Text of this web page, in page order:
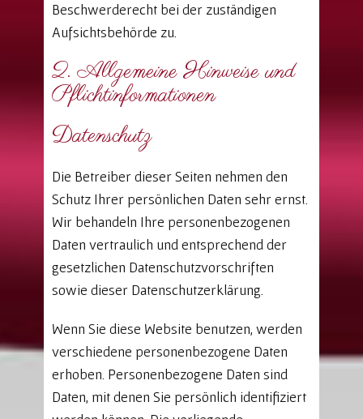
Beschwerderecht bei der zuständigen
Aufsichtsbehörde zu.
2. Allgemeine Hinweise und
Pflichtinformationen
Datenschutz
Die Betreiber dieser Seiten nehmen den
Schutz Ihrer persönlichen Daten sehr ernst.
Wir behandeln Ihre personenbezogenen
Daten vertraulich und entsprechend der
gesetzlichen Datenschutzvorschriften
sowie dieser Datenschutzerklärung.
Wenn Sie diese Website benutzen, werden
verschiedene personenbezogene Daten
erhoben. Personenbezogene Daten sind
Daten, mit denen Sie persönlich identifiziert